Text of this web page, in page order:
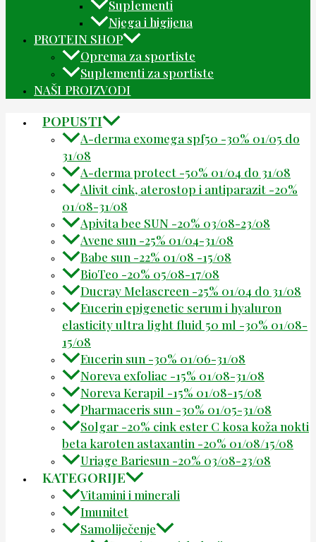
Suplementi
Njega i higijena
PROTEIN SHOP
Oprema za sportiste
Suplementi za sportiste
NAŠI PROIZVODI
POPUSTI
A-derma exomega spf50 -30% 01/05 do
31/08
A-derma protect -50% 01/04 do 31/08
Alivit cink, aterostop i antiparazit -20%
01/08-31/08
Apivita bee SUN -20% 03/08-23/08
Avene sun -25% 01/04-31/08
Babe sun -22% 01/08 -15/08
BioTeo -20% 05/08-17/08
Ducray Melascreen -25% 01/04 do 31/08
Eucerin epigenetic serum i hyaluron
elasticity ultra light fluid 50 ml -30% 01/08-
15/08
Eucerin sun -30% 01/06-31/08
Noreva exfoliac -15% 01/08-31/08
Noreva Kerapil -15% 01/08-15/08
Pharmaceris sun -30% 01/05-31/08
Solgar -20% cink ester C kosa koža nokti
beta karoten astaxantin -20% 01/08/15/08
Uriage Bariesun -20% 03/08-23/08
KATEGORIJE
Vitamini i minerali
Imunitet
Samoliječenje